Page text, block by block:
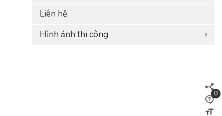
0
Liên hệ
Hình ảnh thi công
›